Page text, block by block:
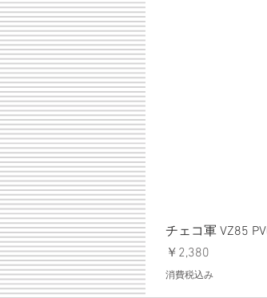
チェコ軍 VZ85
価格
￥2,380
消費税込み